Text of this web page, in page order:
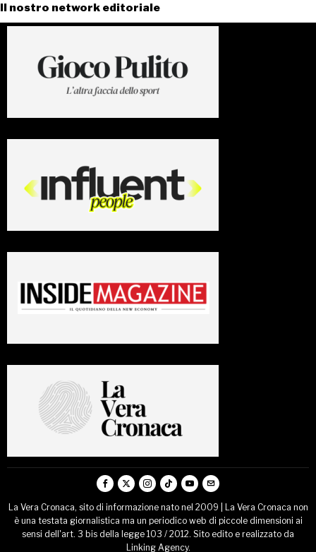
Il nostro network editoriale
La Vera Cronaca, sito di informazione nato nel 2009 | La Vera Cronaca non
è una testata giornalistica ma un periodico web di piccole dimensioni ai
sensi dell'art. 3 bis della legge 103 / 2012. Sito edito e realizzato da
Linking Agency.